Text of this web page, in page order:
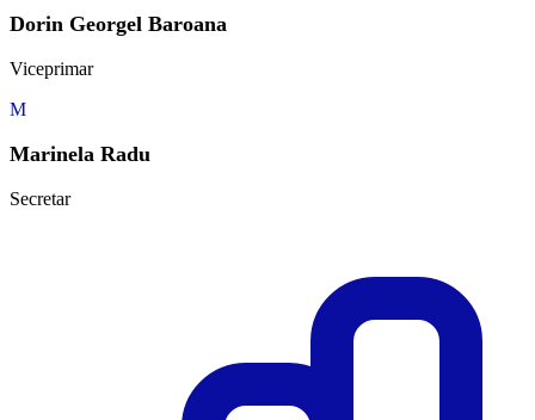
Dorin Georgel Baroana
Viceprimar
M
Marinela Radu
Secretar